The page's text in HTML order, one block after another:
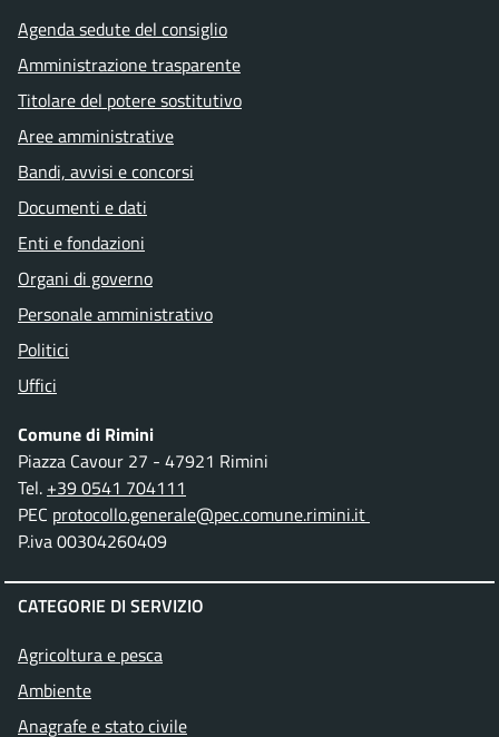
Agenda sedute del consiglio
Amministrazione trasparente
Titolare del potere sostitutivo
Aree amministrative
Bandi, avvisi e concorsi
Documenti e dati
Enti e fondazioni
Organi di governo
Personale amministrativo
Politici
Uffici
Comune di Rimini
Piazza Cavour 27 - 47921 Rimini
Tel. +39 0541 704111
PEC protocollo.generale@pec.comune.rimini.it
P.iva 00304260409
CATEGORIE DI SERVIZIO
Agricoltura e pesca
Ambiente
Anagrafe e stato civile